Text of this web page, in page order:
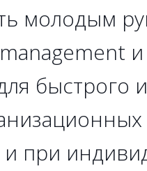
молодым
быстрого
при